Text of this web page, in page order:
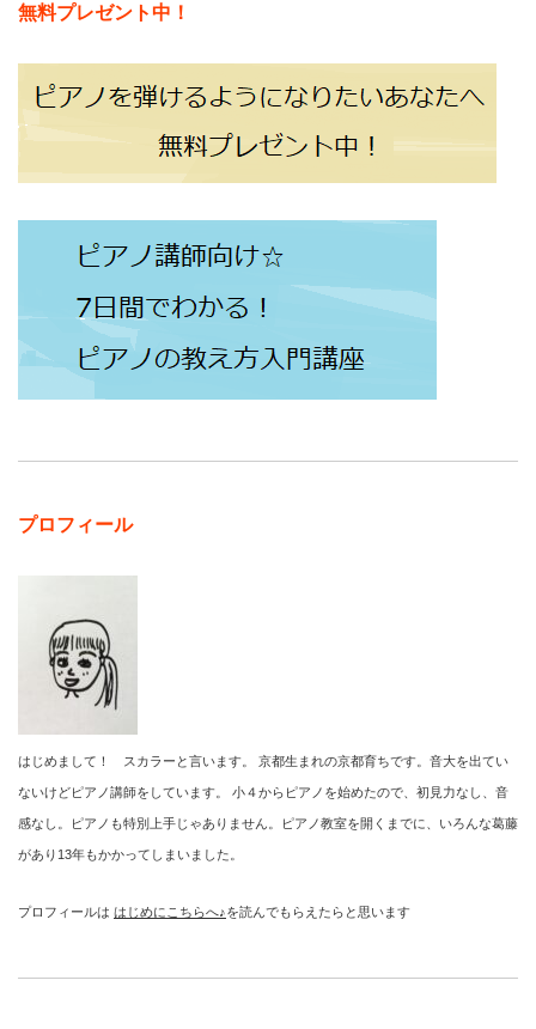
無料プレゼント中！
プロフィール
はじめまして！ スカラーと言います。 京都生まれの京都育ちです。音大を出てい
ないけどピアノ講師をしています。 小４からピアノを始めたので、初見力なし、音
感なし。ピアノも特別上手じゃありません。ピアノ教室を開くまでに、いろんな葛藤
があり13年もかかってしまいました。
プロフィールは はじめにこちらへ♪を読んでもらえたらと思います